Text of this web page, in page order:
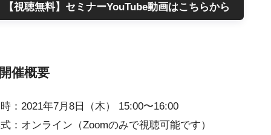
【視聴無料】セミナーYouTube動画はこちらから
催概要
：2021年7月8日（木） 15:00〜16:00
：オンライン（Zoomのみで視聴可能です）